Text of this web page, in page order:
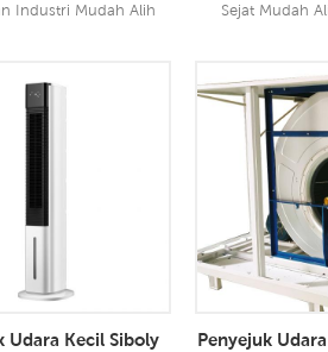
Industri Mudah Alih
udara 8000 m3j. Ia
Lanjut
Sejat Mudah
penyejukan
industri untuk
panas dan
dan lembap
menginovasikan
bentuk saluran
untuk meniup
kuat ke
Baca Lebih
Udara Kecil Siboly
Penyejuk